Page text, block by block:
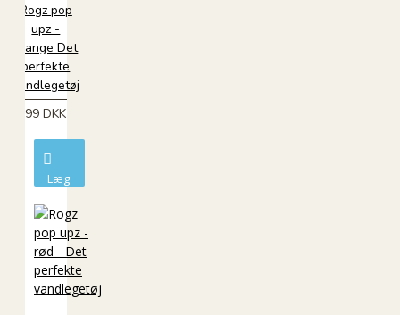
Rogz pop
upz -
orange Det
perfekte
vandlegetøj
99 DKK
Læg
kurv